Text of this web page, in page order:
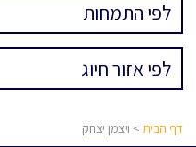
דף הבית > ויצמן יצחק